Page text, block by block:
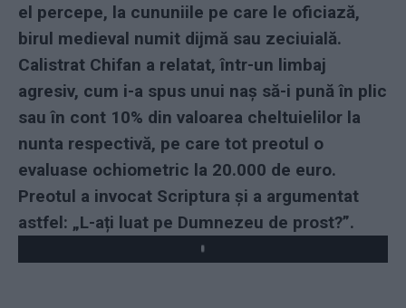
el percepe, la cununiile pe care le oficiază,
birul medieval numit dijmă sau zeciuială.
Calistrat Chifan a relatat, într-un limbaj
agresiv, cum i-a spus unui naș să-i pună în plic
sau în cont 10% din valoarea cheltuielilor la
nunta respectivă, pe care tot preotul o
evaluase ochiometric la 20.000 de euro.
Preotul a invocat Scriptura și a argumentat
astfel: „L-ați luat pe Dumnezeu de prost?”.
Play